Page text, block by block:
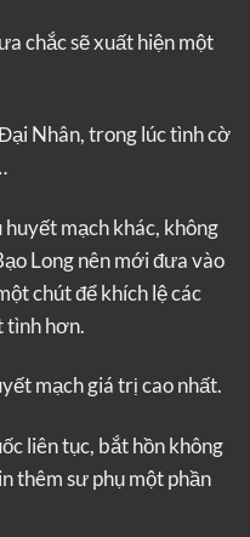
chắc sẽ xuất hiện một
Nhân, trong lúc tình cờ
mạch khác, không
Long nên mới đưa vào
chút để khích lệ các
tình hơn.
mạch giá trị cao nhất.
liên tục, bắt hồn không
thêm sư phụ một phần